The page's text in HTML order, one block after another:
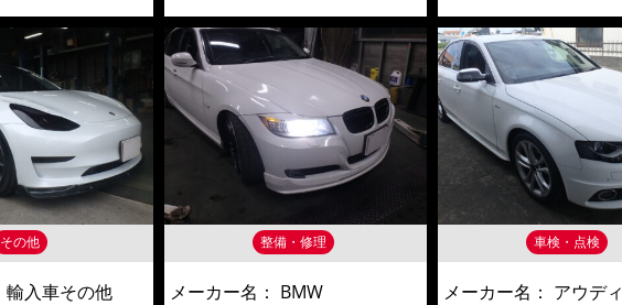
その他
輸入車その他
整備・修理
メーカー名： BMW
車検・点検
メーカー名： アウディ